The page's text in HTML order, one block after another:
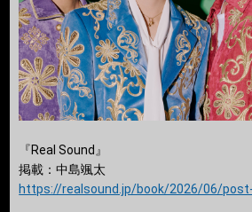
『Real Sound』
掲載：中島颯太
https://realsound.jp/book/2026/06/